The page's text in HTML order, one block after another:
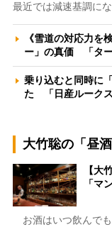
最近では減速基調に
《雪道の対応力を
ー」の真価 「タ
乗り込むと同時に
た 「日産ルーク
大竹聡の「昼酒
【大
「マ
お酒はいつ飲んで